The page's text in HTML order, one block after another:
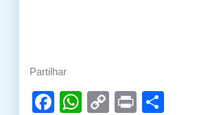
Partilhar
Facebook
WhatsApp
CopyPrint